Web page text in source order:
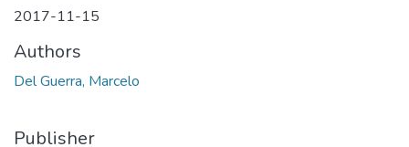
2017-11-15
Authors
Del Guerra, Marcelo
Publisher